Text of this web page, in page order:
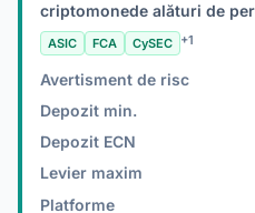
criptomonede alături de
ASIC FCA CySEC +1
Avertisment de risc
Depozit min.
Depozit ECN
Levier maxim
Platforme